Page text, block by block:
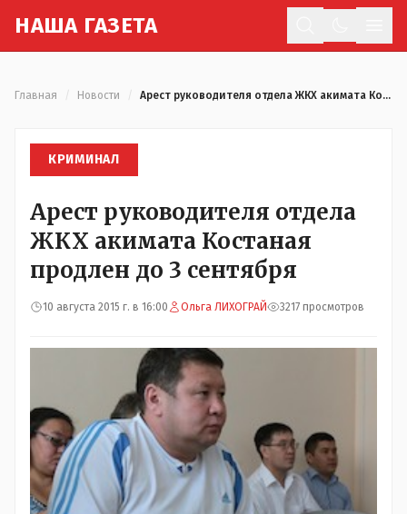
НАША ГАЗЕТА
Главная Новости Арест руководителя отдела ЖКХ акимата Костаная продлен до 3 сентября
КРИМИНАЛ
Арест руководителя отдела
ЖКХ акимата Костаная
продлен до 3 сентября
10 августа 2015 г. в 16:00 Ольга ЛИХОГРАЙ 3217 просмотров